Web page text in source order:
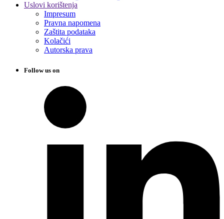
Uslovi korištenja
Impresum
Pravna napomena
Zaštita podataka
Kolačići
Autorska prava
Follow us on